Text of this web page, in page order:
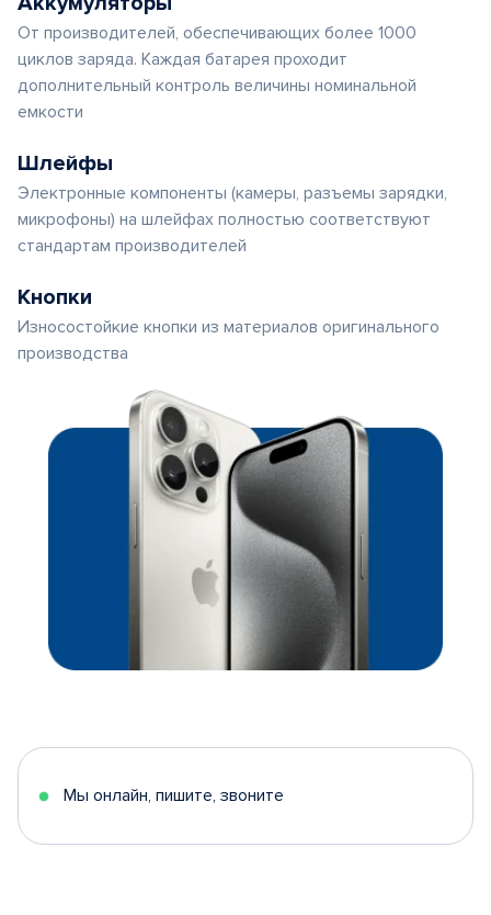
От производителей, обеспечивающих более 1000
циклов заряда. Каждая батарея проходит
дополнительный контроль величины номинальной
емкости
Шлейфы
Электронные компоненты (камеры, разъемы зарядки,
микрофоны) на шлейфах полностью соответствуют
стандартам производителей
Кнопки
Износостойкие кнопки из материалов оригинального
производства
Мы онлайн, пишите, звоните